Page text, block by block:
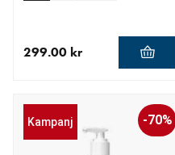
299.00 kr
Kampanj -70%